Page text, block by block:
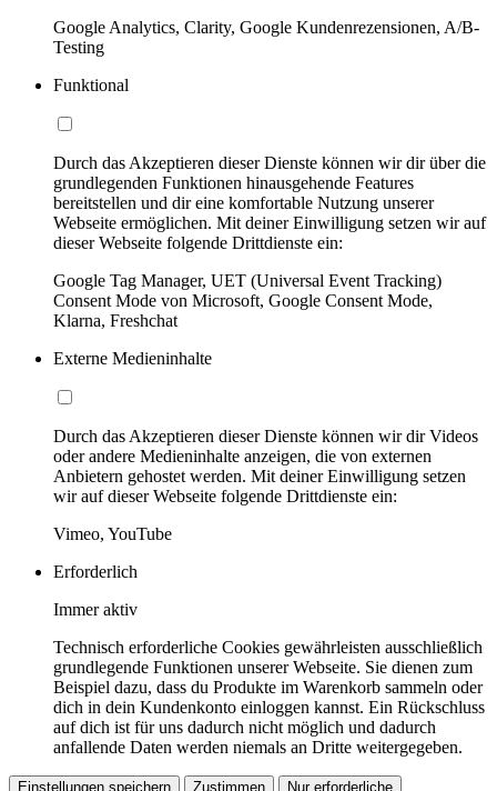
Google Analytics, Clarity, Google Kundenrezensionen, A/B-
Testing
Funktional
Durch das Akzeptieren dieser Dienste können wir dir über die
grundlegenden Funktionen hinausgehende Features
bereitstellen und dir eine komfortable Nutzung unserer
Webseite ermöglichen. Mit deiner Einwilligung setzen wir auf
dieser Webseite folgende Drittdienste ein:
Google Tag Manager, UET (Universal Event Tracking)
Consent Mode von Microsoft, Google Consent Mode,
Klarna, Freshchat
Externe Medieninhalte
Durch das Akzeptieren dieser Dienste können wir dir Videos
oder andere Medieninhalte anzeigen, die von externen
Anbietern gehostet werden. Mit deiner Einwilligung setzen
wir auf dieser Webseite folgende Drittdienste ein:
Vimeo, YouTube
Erforderlich
Immer aktiv
Technisch erforderliche Cookies gewährleisten ausschließlich
grundlegende Funktionen unserer Webseite. Sie dienen zum
Beispiel dazu, dass du Produkte im Warenkorb sammeln oder
dich in dein Kundenkonto einloggen kannst. Ein Rückschluss
auf dich ist für uns dadurch nicht möglich und dadurch
anfallende Daten werden niemals an Dritte weitergegeben.
Einstellungen speichern Zustimmen Nur erforderliche